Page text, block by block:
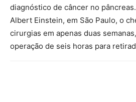
diagnóstico de câncer no
Albert Einstein, em São Paulo, o
cirurgias em apenas duas
operação de seis horas para